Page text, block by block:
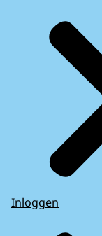
Inloggen